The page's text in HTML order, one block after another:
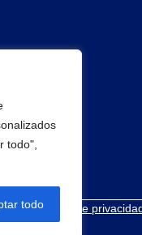
todo",
todoPolítica de